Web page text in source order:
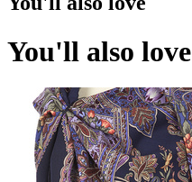
You'll also love